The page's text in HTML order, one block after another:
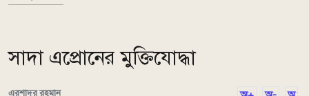
সাদা এপ্রোনের মুক্তিযোদ্ধা
এরশাদুর রহমান